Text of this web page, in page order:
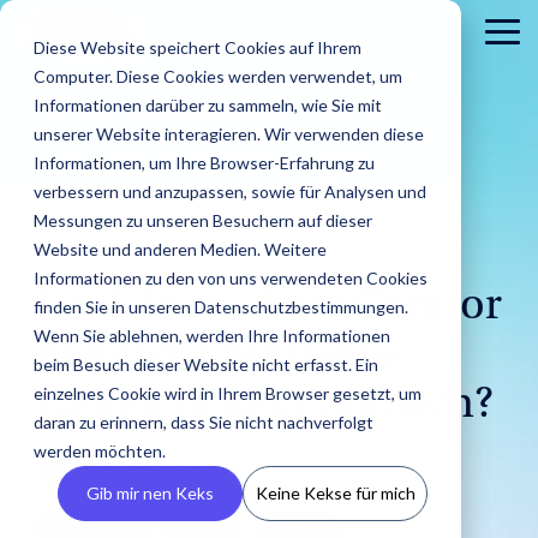
Diese Website speichert Cookies auf Ihrem
Computer. Diese Cookies werden verwendet, um
Informationen darüber zu sammeln, wie Sie mit
unserer Website interagieren. Wir verwenden diese
Informationen, um Ihre Browser-Erfahrung zu
verbessern und anzupassen, sowie für Analysen und
Messungen zu unseren Besuchern auf dieser
Website und anderen Medien. Weitere
Informationen zu den von uns verwendeten Cookies
finden Sie in unseren Datenschutzbestimmungen.
Wenn Sie ablehnen, werden Ihre Informationen
beim Besuch dieser Website nicht erfasst. Ein
einzelnes Cookie wird in Ihrem Browser gesetzt, um
daran zu erinnern, dass Sie nicht nachverfolgt
werden möchten.
Gib mir nen Keks Keine Kekse für mich
Skip
the
main
content.
Finde Creator
Finde starke
Influencer und
Creator weltweit
mit der KI-
gestützten
Analysiere
Zielgruppen
Vermeide Fake
Following und lerne
schon vor Beginn
einer Kooperation
Agenturen
Finde heraus
wie IROIN®
Agenturen bei
der
Umsetzung
von Influencer
Kampagnen
Brands
Finde
heraus wie
IROIN®
Marken bei
Umsetzung
ihrer
Blog
In unserem Blog
aktuelle Artikel
und spannende
Beiträge rund
um Influencer
IROINs®
Rising Stars
Zehn Creator,
die uns diesen
auf Instagram,
TikTok, Twitch &
YouTube
Unsere
Reports
erfolgreiches
Das sind wir
Einblick in unser
Unternehmen wir
stellen uns vor.
Karriere
Traumkarrieren
Entdecke deine
Zukunft.
6 MIN. LESEZEIT
Ist dein nächste Creator
in einer Kampagne
vielleicht kein Mensch?
Benedikt:08.05.2026, 11:07:14
Instagram TikTok TV App